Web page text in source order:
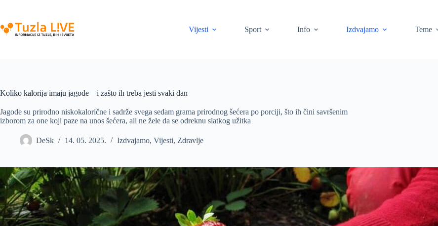
content
Vijesti
Sport Info Izdvajamo Teme
Koliko kalorija imaju jagode – i zašto ih treba jesti svaki dan
Jagode su prirodno niskokalorične i sadrže svega sedam grama prirodnog šećera po porciji, što ih čini savršenim
izborom za one koji paze na unos šećera, ali ne žele da se odreknu slatkog užitka
DeSk 14. 05. 2025. Izdvajamo, Vijesti, Zdravlje